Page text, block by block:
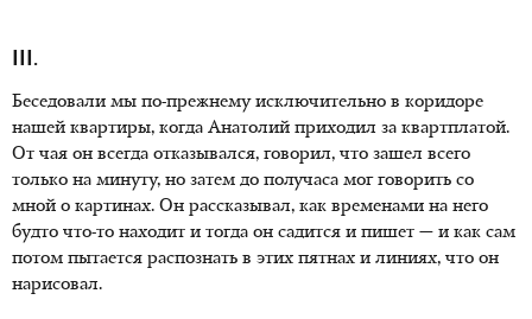
III.
Беседовали мы по-прежнему исключительно в коридоре
нашей квартиры, когда Анатолий приходил за квартплатой.
От чая он всегда отказывался, говорил, что зашел всего
только на минуту, но затем до получаса мог говорить со
мной о картинах. Он рассказывал, как временами на него
будто что-то находит и тогда он садится и пишет — и как сам
потом пытается распознать в этих пятнах и линиях, что он
нарисовал.